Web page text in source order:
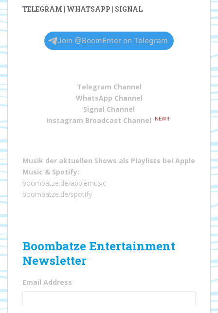
TELEGRAM | WHATSAPP | SIGNAL
Join @BoomEnter on Telegram
Telegram Channel
WhatsApp Channel
Signal Channel
Instagram Broadcast Channel
NEW!!!
Musik der aktuellen Shows als Playlists bei Apple
Music & Spotify:
boombatze.de/applemusic
boombatze.de/spotify
Boombatze Entertainment
Newsletter
Email Address